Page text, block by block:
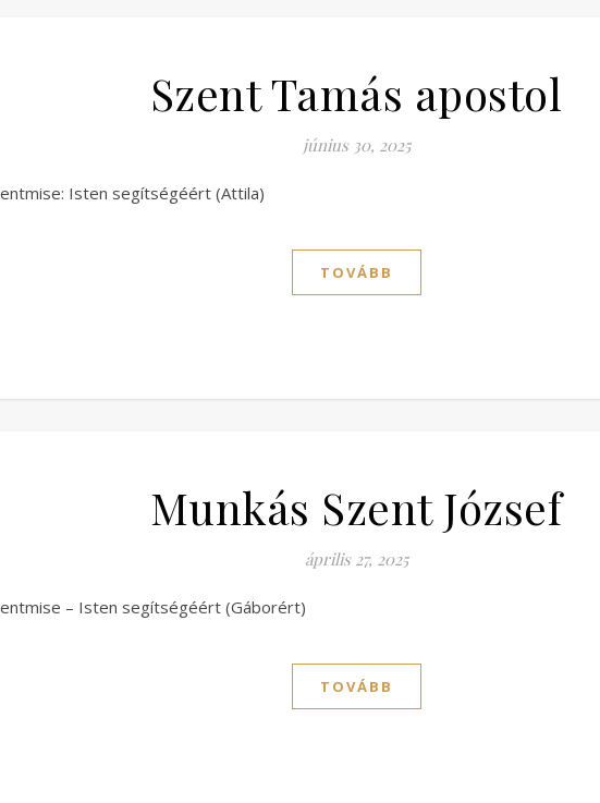
Szent Tamás apostol
június 30, 2025
Isten segítségéért (Attila)
TOVÁBB
Munkás Szent József
április 27, 2025
– Isten segítségéért (Gáborért)
TOVÁBB